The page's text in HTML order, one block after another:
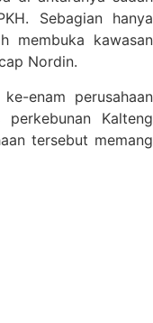
Sebagian hanya
membuka kawasan
Nordin.
enam perusahaan
Kalteng
tersebut memang